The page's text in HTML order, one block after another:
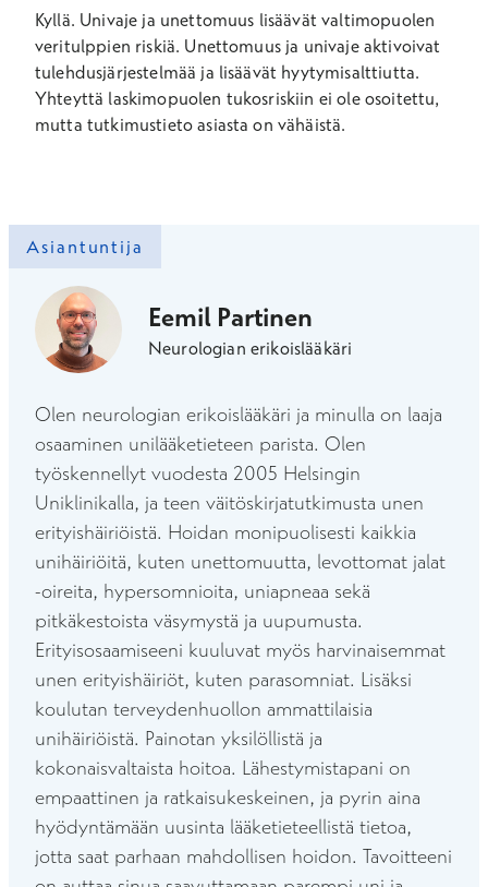
Kyllä. Univaje ja unettomuus lisäävät valtimopuolen
veritulppien riskiä. Unettomuus ja univaje aktivoivat
tulehdusjärjestelmää ja lisäävät hyytymisalttiutta.
Yhteyttä laskimopuolen tukosriskiin ei ole osoitettu,
mutta tutkimustieto asiasta on vähäistä.
Asiantuntija
Eemil Partinen
Neurologian erikoislääkäri
Olen neurologian erikoislääkäri ja minulla on laaja
osaaminen unilääketieteen parista. Olen
työskennellyt vuodesta 2005 Helsingin
Uniklinikalla, ja teen väitöskirjatutkimusta unen
erityishäiriöistä. Hoidan monipuolisesti kaikkia
unihäiriöitä, kuten unettomuutta, levottomat jalat
-oireita, hypersomnioita, uniapneaa sekä
pitkäkestoista väsymystä ja uupumusta.
Erityisosaamiseeni kuuluvat myös harvinaisemmat
unen erityishäiriöt, kuten parasomniat. Lisäksi
koulutan terveydenhuollon ammattilaisia
unihäiriöistä. Painotan yksilöllistä ja
kokonaisvaltaista hoitoa. Lähestymistapani on
empaattinen ja ratkaisukeskeinen, ja pyrin aina
hyödyntämään uusinta lääketieteellistä tietoa,
jotta saat parhaan mahdollisen hoidon. Tavoitteeni